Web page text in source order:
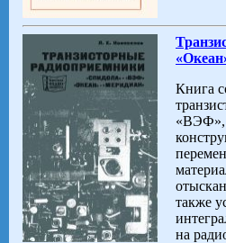
Книга
«ВЭФ»,
также
на